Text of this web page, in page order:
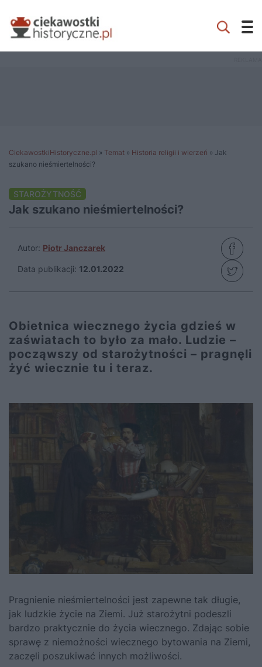
CiekawostkiHistoryczne.pl » Temat » Historia religii i wierzeń » Jak
szukano nieśmiertelności?
STAROŻYTNOŚĆ
Jak szukano nieśmiertelności?
Autor: Piotr Janczarek
Data publikacji: 12.01.2022
Obietnica wiecznego życia gdzieś w
zaświatach to było za mało. Ludzie –
począwszy od starożytności – pragnęli
żyć wiecznie tu i teraz.
Pragnienie nieśmiertelności jest zapewne tak długie,
jak ludzkie życie na Ziemi. Już starożytni podeszli
bardzo praktycznie do życia wiecznego. Zdając sobie
sprawę z niemożności wiecznego bytowania na Ziemi,
zaczęli poszukiwać innych możliwości.